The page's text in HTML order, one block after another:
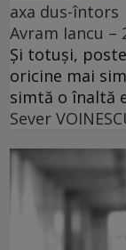
axa dus-întors
Avram Iancu –
Și totuși,
oricine mai
simtă o înaltă
Sever